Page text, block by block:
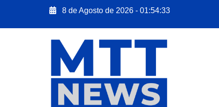
8 de Agosto de 2026 - 01:54:34